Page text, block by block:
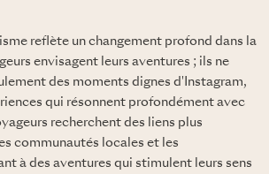
reflète un changement profond dans la
envisagent leurs aventures ; ils ne
des moments dignes d'Instagram,
qui résonnent profondément avec
recherchent des liens plus
communautés locales et les
à des aventures qui stimulent leurs sens